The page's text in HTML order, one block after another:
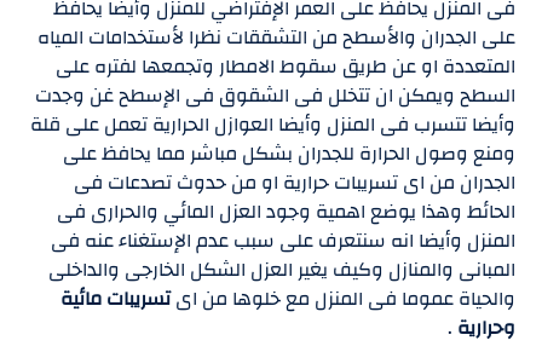
فى المنزل يحافظ على العمر الإفتراضي للمنزل وأيضا يحافظ
على الجدران والأسطح من التشققات نظرا لأستخدامات المياه
المتعددة او عن طريق سقوط الامطار وتجمعها لفتره على
السطح ويمكن ان تتخلل فى الشقوق فى الإسطح غن وجدت
وأيضا تتسرب فى المنزل وأيضا العوازل الحرارية تعمل على قلة
ومنع وصول الحرارة للجدران بشكل مباشر مما يحافظ على
الجدران من اى تسريبات حرارية او من حدوث تصدعات فى
الحائط وهذا يوضع اهمية وجود العزل المائي والحرارى فى
المنزل وأيضا انه سنتعرف على سبب عدم الإستغناء عنه فى
المبانى والمنازل وكيف يغير العزل الشكل الخارجى والداخلى
والحياة عموما فى المنزل مع خلوها من اىتسريبات مائية
وحرارية .